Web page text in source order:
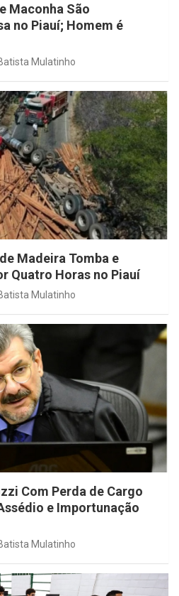
Maconha São
no Piauí; Homem é
Mulatinho
Madeira Tomba e
Quatro Horas no Piauí
Mulatinho
Com Perda de Cargo
e Importunação
Mulatinho